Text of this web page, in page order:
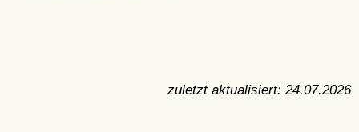
zuletzt aktualisiert: 24.07.2026